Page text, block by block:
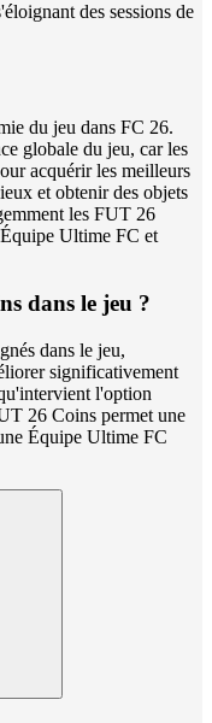
des sessions de
du jeu dans FC 26.
globale du jeu, car les
acquérir les meilleurs
et obtenir des objets
les FUT 26
Ultime FC et
dans le jeu ?
dans le jeu,
significativement
l'option
26 Coins permet une
Équipe Ultime FC